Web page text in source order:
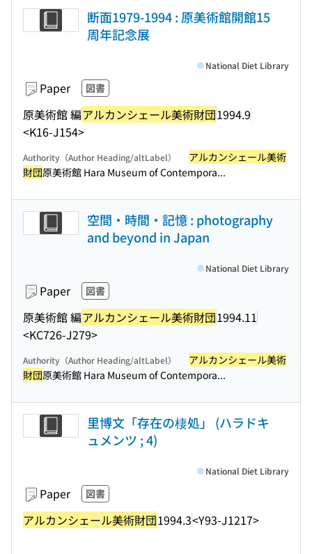
断面1979-1994 : 原美術館開館15
周年記念展
Paper 図書
原美術館 編アルカンシェール美術財団1994.9
<K16-J154>
National Diet Library
Authority（Author Heading/altLabel）
アルカンシェール美術
財団原美術館 Hara Museum of Contempora...
空間・時間・記憶 : photography
and beyond in Japan
Paper 図書
原美術館 編アルカンシェール美術財団1994.11
<KC726-J279>
National Diet Library
Authority（Author Heading/altLabel）
アルカンシェール美術
財団原美術館 Hara Museum of Contempora...
里博文「存在の棲処」 (ハラドキ
ュメンツ ; 4)
Paper 図書
アルカンシェール美術財団1994.3<Y93-J1217>
National Diet Library